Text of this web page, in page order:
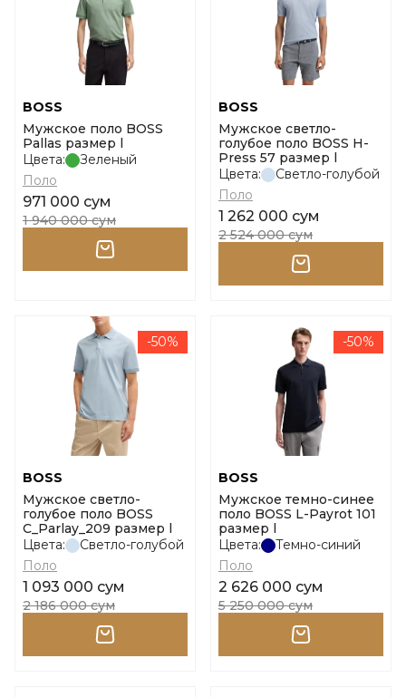
BOSS
Мужское поло BOSS
Pallas размер l
Цвета:
Зеленый
Поло
971 000 сум
1 940 000 сум
BOSS
Мужское светло-
голубое поло BOSS H-
Press 57 размер l
Цвета:
Светло-голубой
Поло
1 262 000 сум
2 524 000 сум
-50%
BOSS
Мужское светло-
голубое поло BOSS
C_Parlay_209 размер l
Цвета:
Светло-голубой
Поло
1 093 000 сум
2 186 000 сум
-50%
BOSS
Мужское темно-синее
поло BOSS L-Payrot 101
размер l
Цвета:
Темно-синий
Поло
2 626 000 сум
5 250 000 сум